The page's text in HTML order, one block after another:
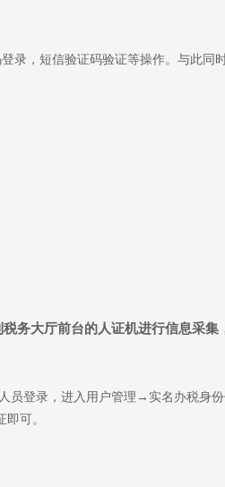
录，短信验证码验证等操作。与此同
务大厅前台的人证机进行信息采
员登录，进入用户管理→实名办税身
可。